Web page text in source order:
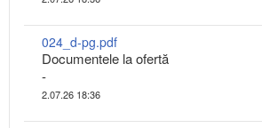
024_d-pg.pdf
Documentele la ofertă
-
2.07.26 18:36